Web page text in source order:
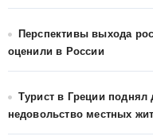
Перспективы выхода
оценили в России
Турист в Греции
недовольство местных